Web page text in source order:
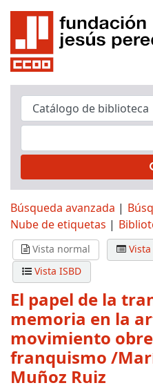
Búsqueda avanzada
Nube de etiquetas
Vista normal
Vista
Vista ISBD
El papel de la
memoria en la
movimiento
franquismo/
Muñoz Ruiz